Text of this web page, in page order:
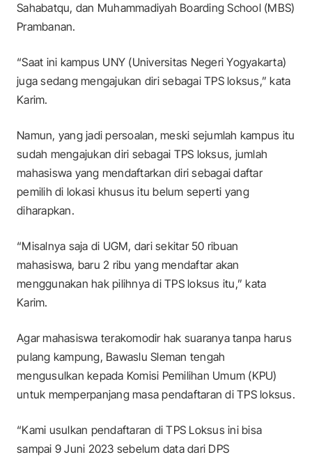
Sahabatqu, dan Muhammadiyah Boarding School (MBS)
Prambanan.
“Saat ini kampus UNY (Universitas Negeri Yogyakarta)
juga sedang mengajukan diri sebagai TPS loksus,” kata
Karim.
Namun, yang jadi persoalan, meski sejumlah kampus itu
sudah mengajukan diri sebagai TPS loksus, jumlah
mahasiswa yang mendaftarkan diri sebagai daftar
pemilih di lokasi khusus itu belum seperti yang
diharapkan.
“Misalnya saja di UGM, dari sekitar 50 ribuan
mahasiswa, baru 2 ribu yang mendaftar akan
menggunakan hak pilihnya di TPS loksus itu,” kata
Karim.
Agar mahasiswa terakomodir hak suaranya tanpa harus
pulang kampung, Bawaslu Sleman tengah
mengusulkan kepada Komisi Pemilihan Umum (KPU)
untuk memperpanjang masa pendaftaran di TPS loksus.
“Kami usulkan pendaftaran di TPS Loksus ini bisa
sampai 9 Juni 2023 sebelum data dari DPS